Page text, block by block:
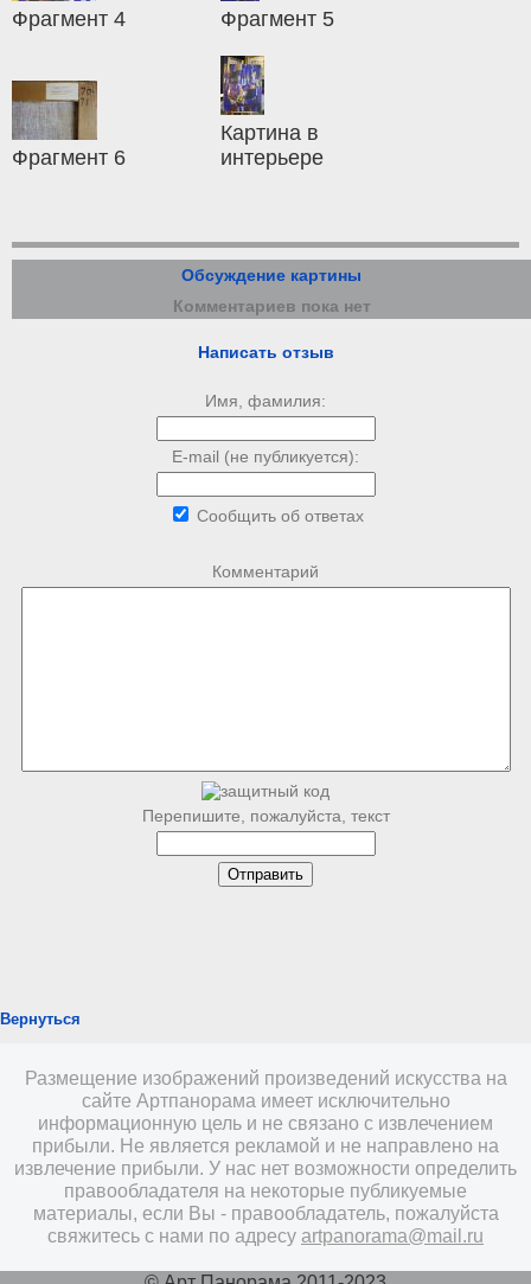
Фрагмент 4 Фрагмент 5
Фрагмент 6
Картина в
интерьере
Обсуждение картины
Комментариев пока нет
Написать отзыв
Имя, фамилия:
E-mail (не публикуется):
Сообщить об ответах
Комментарий
Перепишите, пожалуйста, текст
Вернуться
Размещение изображений произведений искусства на
сайте Артпанорама имеет исключительно
информационную цель и не связано с извлечением
прибыли. Не является рекламой и не направлено на
извлечение прибыли. У нас нет возможности определить
правообладателя на некоторые публикуемые
материалы, если Вы - правообладатель, пожалуйста
свяжитесь с нами по адресу artpanorama@mail.ru